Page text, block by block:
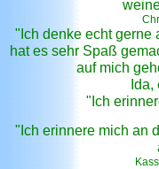
"Ich denke echt gerne
hat es sehr Spaß
auf mich
Ida,
"Ich
"Ich erinnere mich an